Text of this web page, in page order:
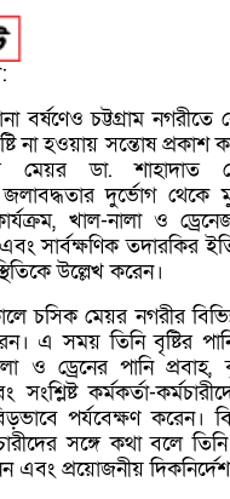
বর্ষণেও চট্টগ্রাম
না হওয়ায় সন্তোষ প্রকাশ
মেয়র ডা. শাহাদাত
দুর্ভোগ থেকে
খাল-নালা ও
এবং সার্বক্ষণিক তদারকির
উল্লেখ করেন।
চসিক মেয়র নগরীর
এ সময় তিনি বৃষ্টির
ও ড্রেনের পানি প্রবাহ,
সংশ্লিষ্ট কর্মকর্তা-
পর্যবেক্ষণ করেন।
সঙ্গে কথা বলে
প্রয়োজনীয়